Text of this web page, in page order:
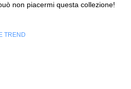
non piacermi questa collezione!
TREND